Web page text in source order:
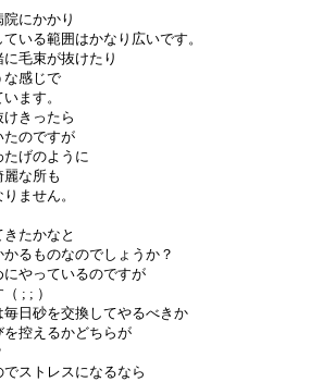
にかかり
いる範囲はかなり広いです。
毛束が抜けたり
な感じで
ます。
きったら
たのですが
げのように
な所も
ません。
たかなと
るものなのでしょうか？
やっているのですが
; ; ）
日砂を交換してやるべきか
控えるかどちらが
ストレスになるなら